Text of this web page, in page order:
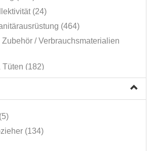
(24)
(464)
/ Verbrauchsmaterialien
Tüten (182)
& Mopp-Systeme (378)
(14)
(307)
(134)